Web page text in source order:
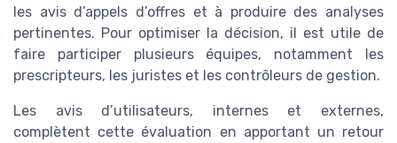
les avis d’appels d’offres et à produire des analyses
pertinentes. Pour optimiser la décision, il est utile de
faire participer plusieurs équipes, notamment les
prescripteurs, les juristes et les contrôleurs de gestion.
Les avis d’utilisateurs, internes et externes,
complètent cette évaluation en apportant un retour